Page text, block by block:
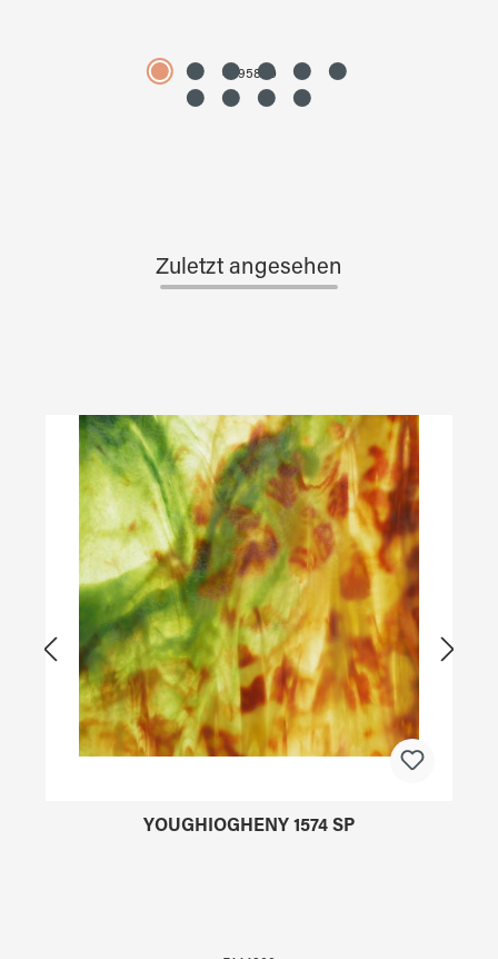
4595890
Zuletzt angesehen
Produktgalerie überspringen
YOUGHIOGHENY 1574 SP